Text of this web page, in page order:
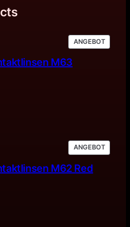
ANGEBOT
IM
M63
ANGEBOT
IM
M62 Red